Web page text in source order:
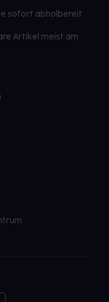
sofort abholbereit
Artikel meist am